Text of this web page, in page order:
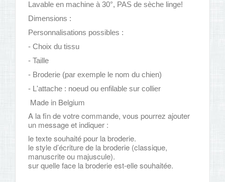
Lavable en machine à 30°, PAS de sèche linge!
Dimensions :
Personnalisations possibles :
- Choix du tissu
- Taille
- Broderie (par exemple le nom du chien)
- L'attache : noeud ou enfilable sur collier
Made in Belgium
A la fin de votre commande, vous pourrez ajouter
un message et indiquer :
le texte souhaité pour la broderie.
le style d’écriture de la broderie (classique,
manuscrite ou majuscule).
sur quelle face la broderie est-elle souhaitée.